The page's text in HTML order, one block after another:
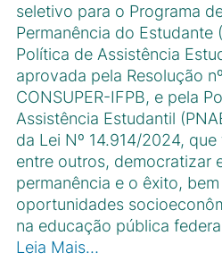
seletivo para o Programa
Permanência do Estudante
Política de Assistência
aprovada pela Resolução
CONSUPER-IFPB, e pela
Assistência Estudantil
da Lei Nº 14.914/2024,
entre outros, democratizar
permanência e o êxito,
oportunidades
na educação pública
Leia Mais…